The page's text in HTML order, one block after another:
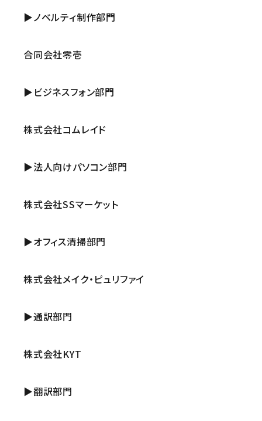
▶ノベルティ制作部門
合同会社零壱
▶ビジネスフォン部門
株式会社コムレイド
▶法人向けパソコン部門
株式会社SSマーケット
▶オフィス清掃部門
株式会社メイク・ピュリファイ
▶通訳部門
株式会社KYT
▶翻訳部門